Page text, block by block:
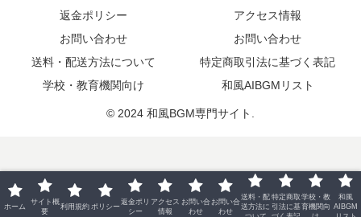
返金ポリシー
アクセス情報
お問い合わせ
お問い合わせ
送料・配送方法について
特定商取引法に基づく表記
学校・教育機関向け
和風AIBGMリスト
© 2024 和風BGM専門サイト.
ホーム
サイト概
要
利用規約 ポリシー
返金ポリ
シー
アクセス
情報
お問い合
わせ
お問い合
わせ
送料・配
送方法に
特定商取
引法に基
学校・教
育機関向
和風
AIBGM